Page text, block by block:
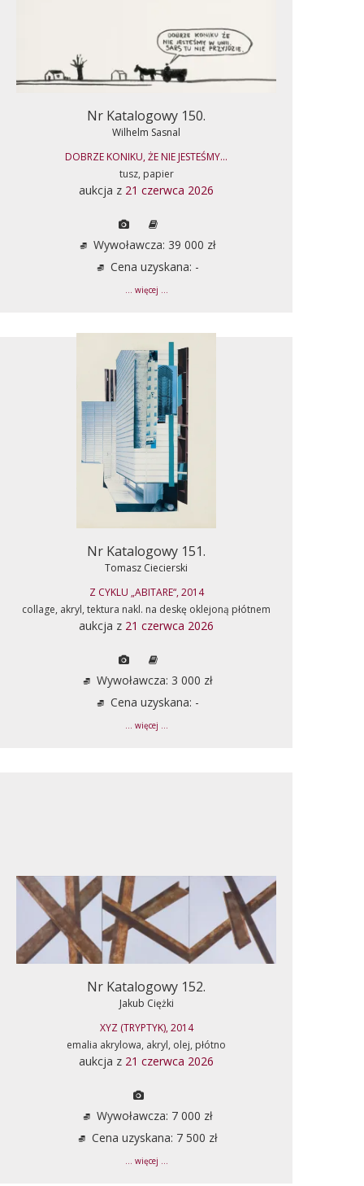
Nr Katalogowy 150.
Wilhelm Sasnal
DOBRZE KONIKU, ŻE NIE JESTEŚMY...
tusz, papier
aukcja z 21 czerwca 2026
Wywoławcza: 39 000 zł
Cena uzyskana: -
... więcej ...
Nr Katalogowy 151.
Tomasz Ciecierski
Z CYKLU „ABITARE“, 2014
collage, akryl, tektura nakl. na deskę oklejoną płótnem
aukcja z 21 czerwca 2026
Wywoławcza: 3 000 zł
Cena uzyskana: -
... więcej ...
Nr Katalogowy 152.
Jakub Ciężki
XYZ (TRYPTYK), 2014
emalia akrylowa, akryl, olej, płótno
aukcja z 21 czerwca 2026
Wywoławcza: 7 000 zł
Cena uzyskana: 7 500 zł
... więcej ...